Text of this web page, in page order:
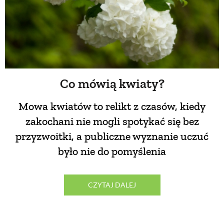
Co mówią kwiaty?
Mowa kwiatów to relikt z czasów, kiedy
zakochani nie mogli spotykać się bez
przyzwoitki, a publiczne wyznanie uczuć
było nie do pomyślenia
CZYTAJ DALEJ
INNE